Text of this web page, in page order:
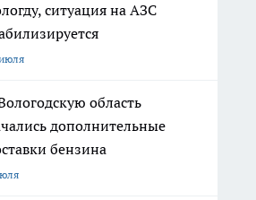
ситуация на АЗС
область
дополнительные
бензина